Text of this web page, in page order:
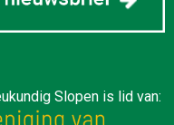
Slopen is lid van: